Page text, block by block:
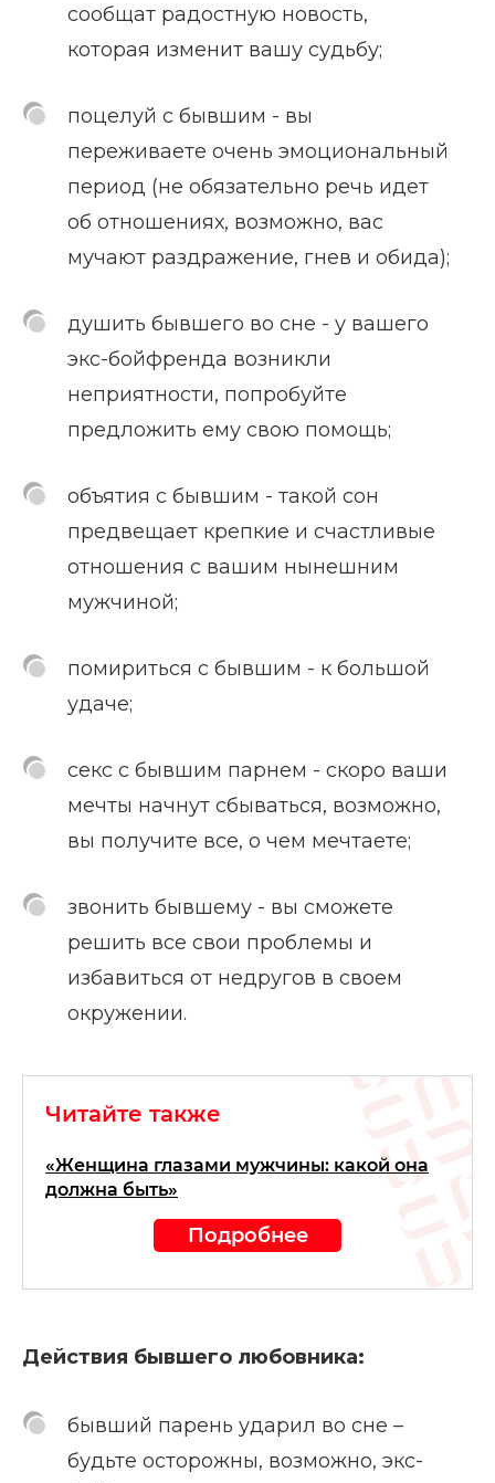
сообщат радостную новость,
которая изменит вашу судьбу;
поцелуй с бывшим - вы
переживаете очень эмоциональный
период (не обязательно речь идет
об отношениях, возможно, вас
мучают раздражение, гнев и обида);
душить бывшего во сне - у вашего
экс-бойфренда возникли
неприятности, попробуйте
предложить ему свою помощь;
объятия с бывшим - такой сон
предвещает крепкие и счастливые
отношения с вашим нынешним
мужчиной;
помириться с бывшим - к большой
удаче;
секс с бывшим парнем - скоро ваши
мечты начнут сбываться, возможно,
вы получите все, о чем мечтаете;
звонить бывшему - вы сможете
решить все свои проблемы и
избавиться от недругов в своем
окружении.
Читайте также
«Женщина глазами мужчины: какой она
должна быть»
Подробнее
Действия бывшего любовника:
бывший парень ударил во сне –
будьте осторожны, возможно, экс-